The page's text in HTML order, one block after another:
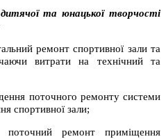
та юнацької творчості
ремонт спортивної зали та
витрати на технічний та
поточного ремонту системи
спортивної зали;
ремонт приміщення